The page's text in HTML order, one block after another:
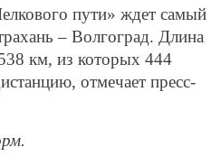
пути» ждет самый
– Волгоград. Длина
км, из которых 444
отмечает пресс-